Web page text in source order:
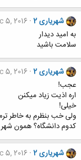
شهریاری 2
5, 2016
به امید دیدار
سلامت باشید
شهریاری 2
5, 2016
عجب!
اره اذیت زیاد میکنن
خیلی!
ولی خب بنظرم به خاطر
کدوم دانشگاه؟ همون
شهریاری 2
5, 2016